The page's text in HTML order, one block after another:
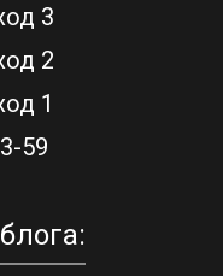
3
2
1
59